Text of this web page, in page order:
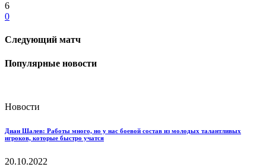
6
0
Следующий матч
Популярные новости
Новости
Диан Шалев: Работы много, но у нас боевой состав из молодых талантливых
игроков, которые быстро учатся
20.10.2022